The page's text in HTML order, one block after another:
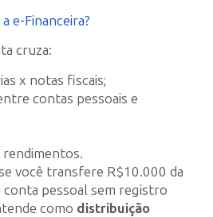
e-Financeira?
cruza:
x notas fiscais;
contas pessoais e
você transfere R$10.000 da
conta pessoal sem registro
como distribuição